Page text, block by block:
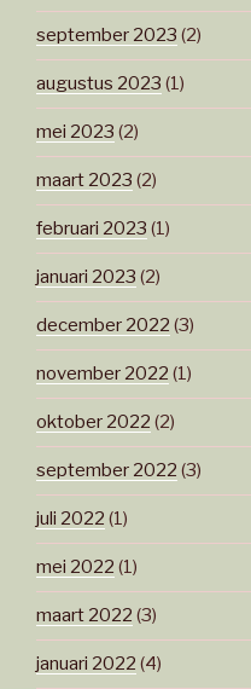
september 2023 (2)
augustus 2023 (1)
mei 2023 (2)
maart 2023 (2)
februari 2023 (1)
januari 2023 (2)
december 2022 (3)
november 2022 (1)
oktober 2022 (2)
september 2022 (3)
juli 2022 (1)
mei 2022 (1)
maart 2022 (3)
januari 2022 (4)